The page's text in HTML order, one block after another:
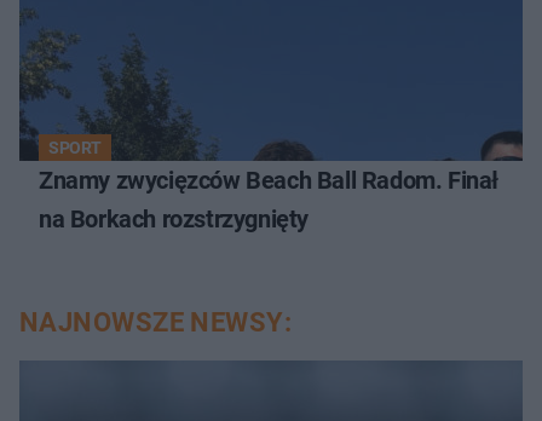
SPORT
Znamy zwycięzców Beach Ball Radom. Finał
na Borkach rozstrzygnięty
NAJNOWSZE NEWSY: